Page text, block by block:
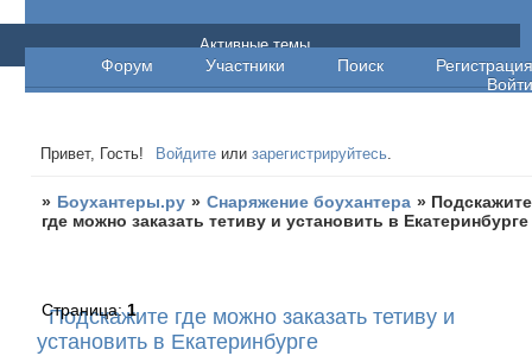
Боухантеры.ру
Форум Участники Поиск
Регистрация
Войти
Активные темы
Привет, Гость! Войдите илизарегистрируйтесь.
» Боухантеры.ру » Снаряжение боухантера » Подскажите
где можно заказать тетиву и установить в Екатеринбурге
Подскажите где можно заказать тетиву и
установить в Екатеринбурге
Страница:1